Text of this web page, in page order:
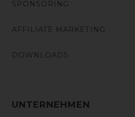
SPONSORING
AFFILIATE MARKETING
DOWNLOADS
UNTERNEHMEN